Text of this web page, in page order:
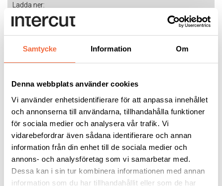
Samtycke Information Om
Denna webbplats använder cookies
Vi använder enhetsidentifierare för att anpassa innehållet
och annonserna till användarna, tillhandahålla funktioner
för sociala medier och analysera vår trafik. Vi
vidarebefordrar även sådana identifierare och annan
information från din enhet till de sociala medier och
annons- och analysföretag som vi samarbetar med.
Dessa kan i sin tur kombinera informationen med annan
information som du har tillhandahållit eller som de har
Ladda ner:
Teknisk data cirkelsåg KKS-450R
Kontakta mig
trond.hansen@intercut.se
RELATERADE PRODUKTER